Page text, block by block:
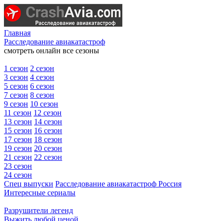
Главная
Расследование авиакатастроф
смотреть онлайн все сезоны
1 сезон 2 сезон
3 сезон 4 сезон
5 сезон 6 сезон
7 сезон 8 сезон
9 сезон 10 сезон
11 сезон 12 сезон
13 сезон 14 сезон
15 сезон 16 сезон
17 сезон 18 сезон
19 сезон 20 сезон
21 сезон 22 сезон
23 сезон
24 сезон
Спец выпуски Расследование авиакатастроф Россия
Интересные сериалы
Разрушители легенд
Выжить любой ценой